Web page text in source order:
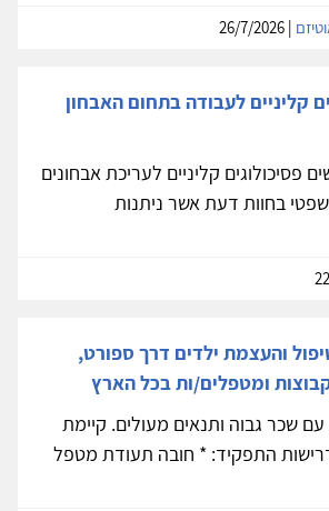
קליניים לעבודה בתחום האבחון
פסיכולוגים קליניים לעריכת אבחונים
בחוות דעת אשר ניתנות
והעצמת ילדים דרך ספורט,
ומטפלים/ות בכל הארץ
שכר גבוה ותנאים מעולים. קיימת
התפקיד: * חובה תעודת מטפל